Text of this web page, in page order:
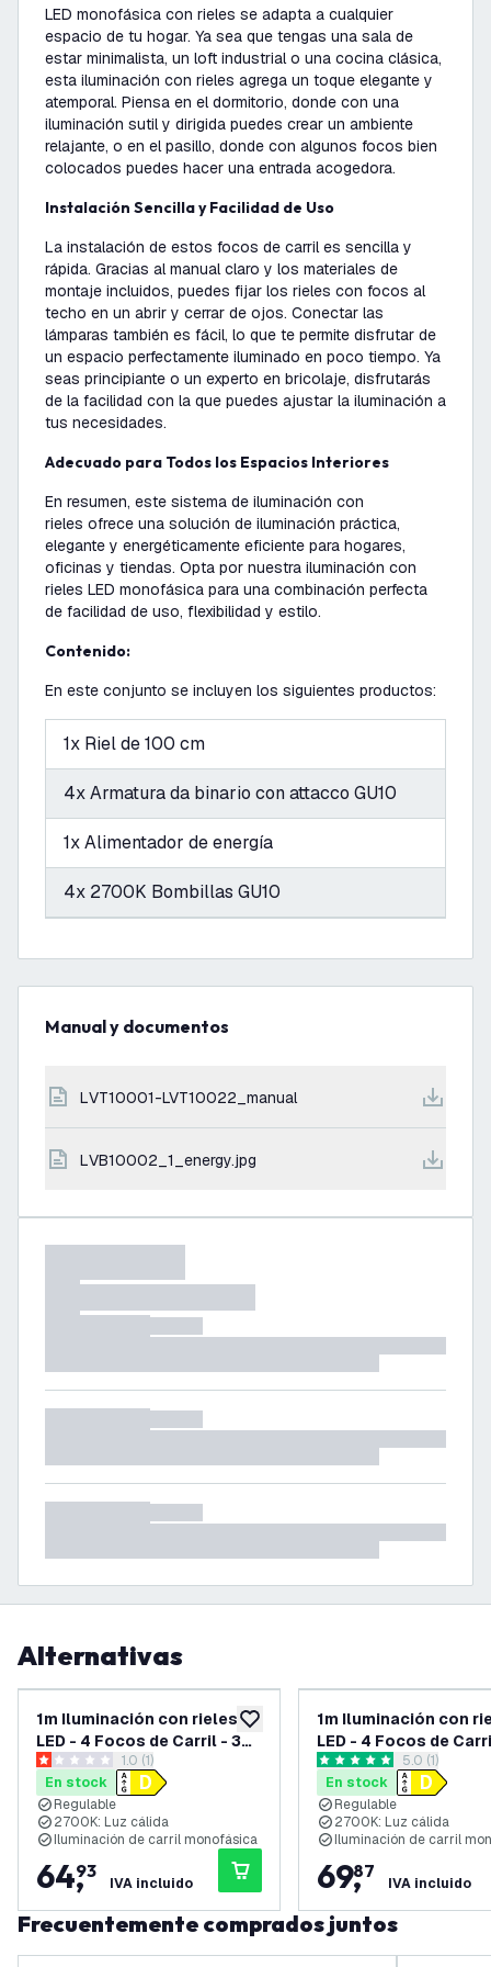
LED monofásica con rieles se adapta a cualquier
espacio de tu hogar. Ya sea que tengas una sala de
estar minimalista, un loft industrial o una cocina clásica,
esta iluminación con rieles agrega un toque elegante y
atemporal. Piensa en el dormitorio, donde con una
iluminación sutil y dirigida puedes crear un ambiente
relajante, o en el pasillo, donde con algunos focos bien
colocados puedes hacer una entrada acogedora.
Instalación Sencilla y Facilidad de Uso
La instalación de estos focos de carril es sencilla y
rápida. Gracias al manual claro y los materiales de
montaje incluidos, puedes fijar los rieles con focos al
techo en un abrir y cerrar de ojos. Conectar las
lámparas también es fácil, lo que te permite disfrutar de
un espacio perfectamente iluminado en poco tiempo. Ya
seas principiante o un experto en bricolaje, disfrutarás
de la facilidad con la que puedes ajustar la iluminación a
tus necesidades.
Adecuado para Todos los Espacios Interiores
En resumen, este sistema de iluminación con
rieles ofrece una solución de iluminación práctica,
elegante y energéticamente eficiente para hogares,
oficinas y tiendas. Opta por nuestra iluminación con
rieles LED monofásica para una combinación perfecta
de facilidad de uso, flexibilidad y estilo.
Contenido:
En este conjunto se incluyen los siguientes productos:
1x Riel de 100 cm
4x Armatura da binario con attacco GU10
1x Alimentador de energía
4x 2700K Bombillas GU10
Manual y documentos
LVT10001-LVT10022_manual
LVB10002_1_energy.jpg
Alternativas
añadir a lista de deseos
1m Iluminación con rieles
LED - 4 Focos de Carril - 3W
- 2700K - Regulable -
Monofásico - Blanco
abrir el panel de reseñas
1 estrellas de puntuación
1.0 (1)
En stock
Regulable
2700K: Luz cálida
Iluminación de carril monofásica
64,
93
IVA incluido
1m Iluminación con
LED - 4 Focos de
- 2700K - Regulable -
Monofásico - Negro
abrir el panel
5 estrellas de puntuación
5.0 (1)
En stock
Regulable
2700K: Luz cálida
Iluminación de carril
69,
87
IVA incluido
Frecuentemente comprados juntos